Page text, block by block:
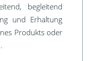
begleitend
und Erhaltung
Produkts oder